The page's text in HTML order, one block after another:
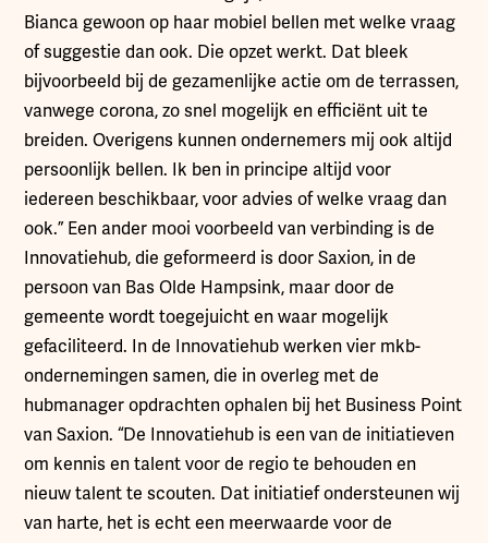
Bianca gewoon op haar mobiel bellen met welke vraag
of suggestie dan ook. Die opzet werkt. Dat bleek
bijvoorbeeld bij de gezamenlijke actie om de terrassen,
vanwege corona, zo snel mogelijk en efficiënt uit te
breiden. Overigens kunnen ondernemers mij ook altijd
persoonlijk bellen. Ik ben in principe altijd voor
iedereen beschikbaar, voor advies of welke vraag dan
ook.” Een ander mooi voorbeeld van verbinding is de
Innovatiehub, die geformeerd is door Saxion, in de
persoon van Bas Olde Hampsink, maar door de
gemeente wordt toegejuicht en waar mogelijk
gefaciliteerd. In de Innovatiehub werken vier mkb-
ondernemingen samen, die in overleg met de
hubmanager opdrachten ophalen bij het Business Point
van Saxion. “De Innovatiehub is een van de initiatieven
om kennis en talent voor de regio te behouden en
nieuw talent te scouten. Dat initiatief ondersteunen wij
van harte, het is echt een meerwaarde voor de